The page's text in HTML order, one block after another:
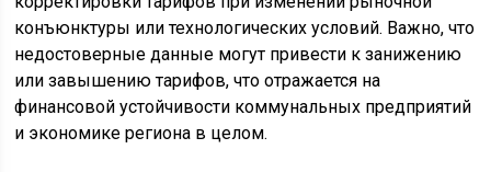
конъюнктуры или технологических условий. Важно, что
недостоверные данные могут привести к занижению
или завышению тарифов, что отражается на
финансовой устойчивости коммунальных предприятий
и экономике региона в целом.